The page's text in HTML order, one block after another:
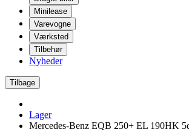
Minilease
Varevogne
Værksted
Tilbehør
Nyheder
Tilbage
Lager
Mercedes-Benz EQB 250+ EL 190HK